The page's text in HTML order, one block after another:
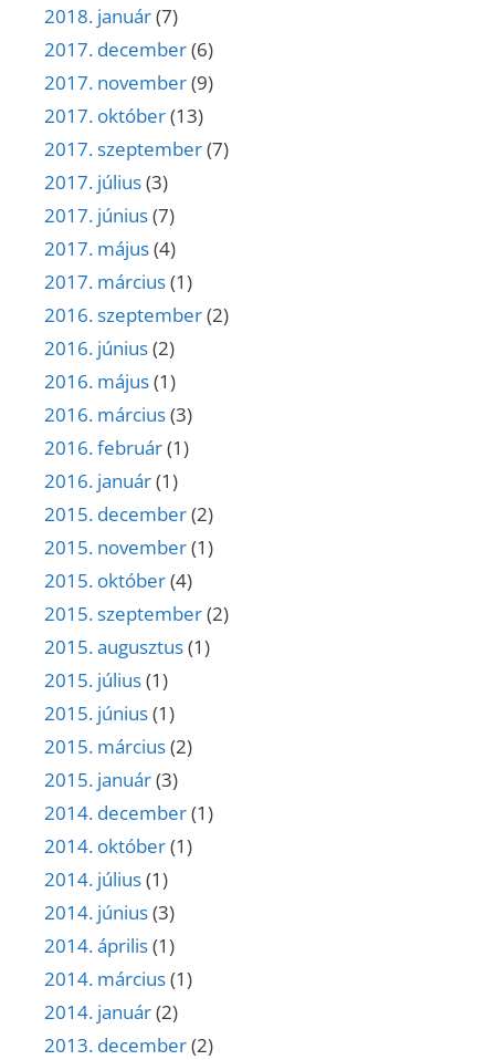
2018. január(7)
2017. december(6)
2017. november(9)
2017. október(13)
2017. szeptember(7)
2017. július(3)
2017. június(7)
2017. május(4)
2017. március(1)
2016. szeptember(2)
2016. június(2)
2016. május(1)
2016. március(3)
2016. február(1)
2016. január(1)
2015. december(2)
2015. november(1)
2015. október(4)
2015. szeptember(2)
2015. augusztus(1)
2015. július(1)
2015. június(1)
2015. március(2)
2015. január(3)
2014. december(1)
2014. október(1)
2014. július(1)
2014. június(3)
2014. április(1)
2014. március(1)
2014. január(2)
2013. december(2)